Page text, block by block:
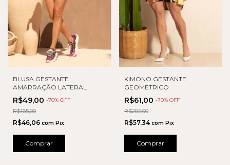
BLUSA GESTANTE
AMARRAÇÃO LATERAL
R$49,00 -70% OFF
R$165,00
R$46,06 com Pix
Comprar
KIMONO GESTANTE
GEOMETRICO
R$61,00 -70% OFF
R$205,00
R$57,34 com Pix
Comprar